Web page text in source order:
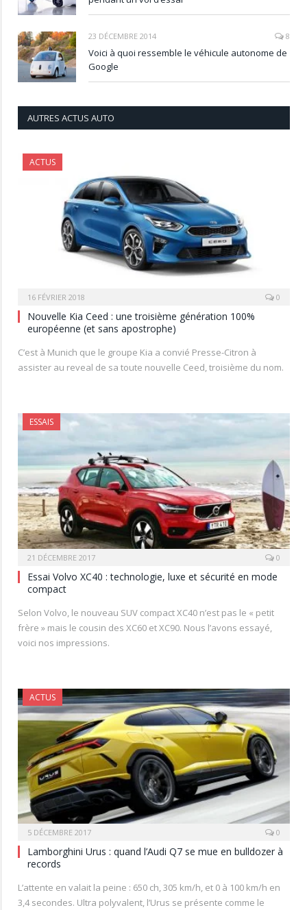
23 DÉCEMBRE 2014 8
Voici à quoi ressemble le véhicule autonome de
Google
AUTRES ACTUS AUTO
ACTUS
16 FÉVRIER 2018 0
Nouvelle Kia Ceed : une troisième génération 100%
européenne (et sans apostrophe)
C’est à Munich que le groupe Kia a convié Presse-Citron à
assister au reveal de sa toute nouvelle Ceed, troisième du nom.
ESSAIS
21 DÉCEMBRE 2017 0
Essai Volvo XC40 : technologie, luxe et sécurité en mode
compact
Selon Volvo, le nouveau SUV compact XC40 n’est pas le « petit
frère » mais le cousin des XC60 et XC90. Nous l’avons essayé,
voici nos impressions.
ACTUS
5 DÉCEMBRE 2017 0
Lamborghini Urus : quand l’Audi Q7 se mue en bulldozer à
records
L’attente en valait la peine : 650 ch, 305 km/h, et 0 à 100 km/h en
3,4 secondes. Ultra polyvalent, l’Urus se présente comme le